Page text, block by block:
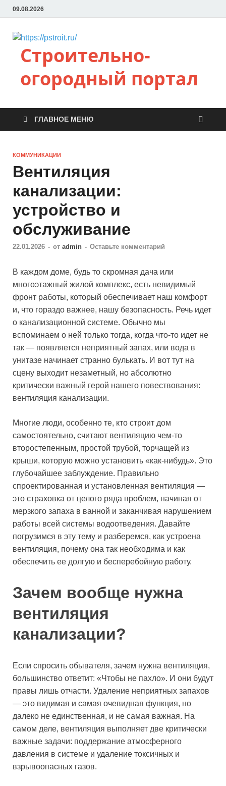
09.08.2026
Строительно-
огородный портал
ГЛАВНОЕ МЕНЮ
КОММУНИКАЦИИ
Вентиляция
канализации:
устройство и
обслуживание
22.01.2026 - от admin - Оставьте комментарий
В каждом доме, будь то скромная дача или
многоэтажный жилой комплекс, есть невидимый
фронт работы, который обеспечивает наш комфорт
и, что гораздо важнее, нашу безопасность. Речь идет
о канализационной системе. Обычно мы
вспоминаем о ней только тогда, когда что-то идет не
так — появляется неприятный запах, или вода в
унитазе начинает странно булькать. И вот тут на
сцену выходит незаметный, но абсолютно
критически важный герой нашего повествования:
вентиляция канализации.
Многие люди, особенно те, кто строит дом
самостоятельно, считают вентиляцию чем-то
второстепенным, простой трубой, торчащей из
крыши, которую можно установить «как-нибудь». Это
глубочайшее заблуждение. Правильно
спроектированная и установленная вентиляция —
это страховка от целого ряда проблем, начиная от
мерзкого запаха в ванной и заканчивая нарушением
работы всей системы водоотведения. Давайте
погрузимся в эту тему и разберемся, как устроена
вентиляция, почему она так необходима и как
обеспечить ее долгую и бесперебойную работу.
Зачем вообще нужна
вентиляция
канализации?
Если спросить обывателя, зачем нужна вентиляция,
большинство ответит: «Чтобы не пахло». И они будут
правы лишь отчасти. Удаление неприятных запахов
— это видимая и самая очевидная функция, но
далеко не единственная, и не самая важная. На
самом деле, вентиляция выполняет две критически
важные задачи: поддержание атмосферного
давления в системе и удаление токсичных и
взрывоопасных газов.